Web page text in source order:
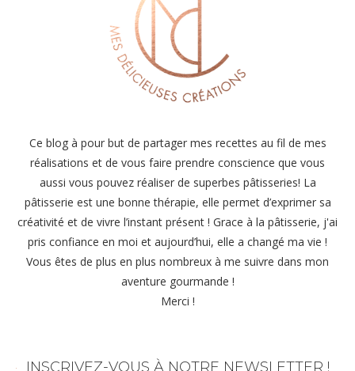
Ce blog à pour but de partager mes recettes au fil de mes
réalisations et de vous faire prendre conscience que vous
aussi vous pouvez réaliser de superbes pâtisseries! La
pâtisserie est une bonne thérapie, elle permet d’exprimer sa
créativité et de vivre l’instant présent ! Grace à la pâtisserie, j'ai
pris confiance en moi et aujourd’hui, elle a changé ma vie !
Vous êtes de plus en plus nombreux à me suivre dans mon
aventure gourmande !
Merci !
INSCRIVEZ-VOUS À NOTRE NEWSLETTER !